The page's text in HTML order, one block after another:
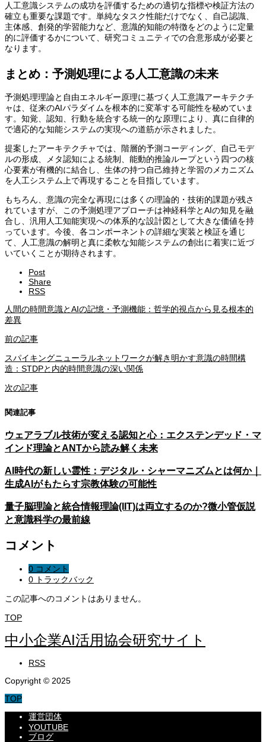
人工意識システムの成功を評価するための適切な指標や検証方法の
確立も重要な課題です。単純なタスク性能だけでなく、自己認識、
主体感、創発的学習能力など、意識的知能の特徴をどのように定量
的に評価するかについて、研究コミュニティでの合意形成が必要と
なります。
まとめ：予測処理による人工意識の未来
予測処理理論と自由エネルギー原理に基づく人工意識アーキテクチ
ャは、従来のAIパラダイムを根本的に変革する可能性を秘めていま
す。知覚、認知、行動を統合する統一的な原理により、真に自律的
で適応的な知能システムの実現への道筋が示されました。
提案したアーキテクチャでは、階層的予測コーディング、自己モデ
ルの形成、メタ認知による統制、能動的推論ループという四つの核
心要素が有機的に結合し、生体の持つ自己維持と学習のメカニズム
を人工システム上で再現することを目指しています。
もちろん、意識の完全な再現には多くの理論的・技術的課題が残さ
れていますが、この予測処理アプローチは神経科学とAIの知見を融
合し、汎用人工知能実現への体系的な設計図として大きな価値を持
っています。今後、各コンポーネントの詳細な実装と検証を通じ
て、人工意識の解明と真に柔軟な知能システムの創出に着実に近づ
いていくことが期待されます。
Post
Share
RSS
人間の時間意識とAIの記憶・予測機能：哲学的視点から見る根本的
差異
前の記事
スパイキングニューラルネットワークが解き明かす意識の時間構
造：STDPと内的時間意識の深い関係
次の記事
関連記事
ウェアラブル技術が変える認知と心：エクステンデッド・マ
インド理論とANTから読み解く未来
AI時代の新しい霊性：デジタル・シャーマニズムとは何か｜
生成AIがもたらす宗教体験の可能性
量子脳理論と統合情報理論(IIT)は両立するのか?微小管仮説
と意識科学の最前線
コメント
0 コメント
0 トラックバック
この記事へのコメントはありません。
TOP
中小企業AI活用協会研究サイト
RSS
Copyright © 2025
TOP
運営団体
YOUTUBE
ブログ